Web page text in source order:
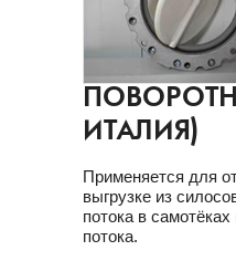
ИТАЛИЯ)
Применяется для
выгрузке из
потока в
потока.